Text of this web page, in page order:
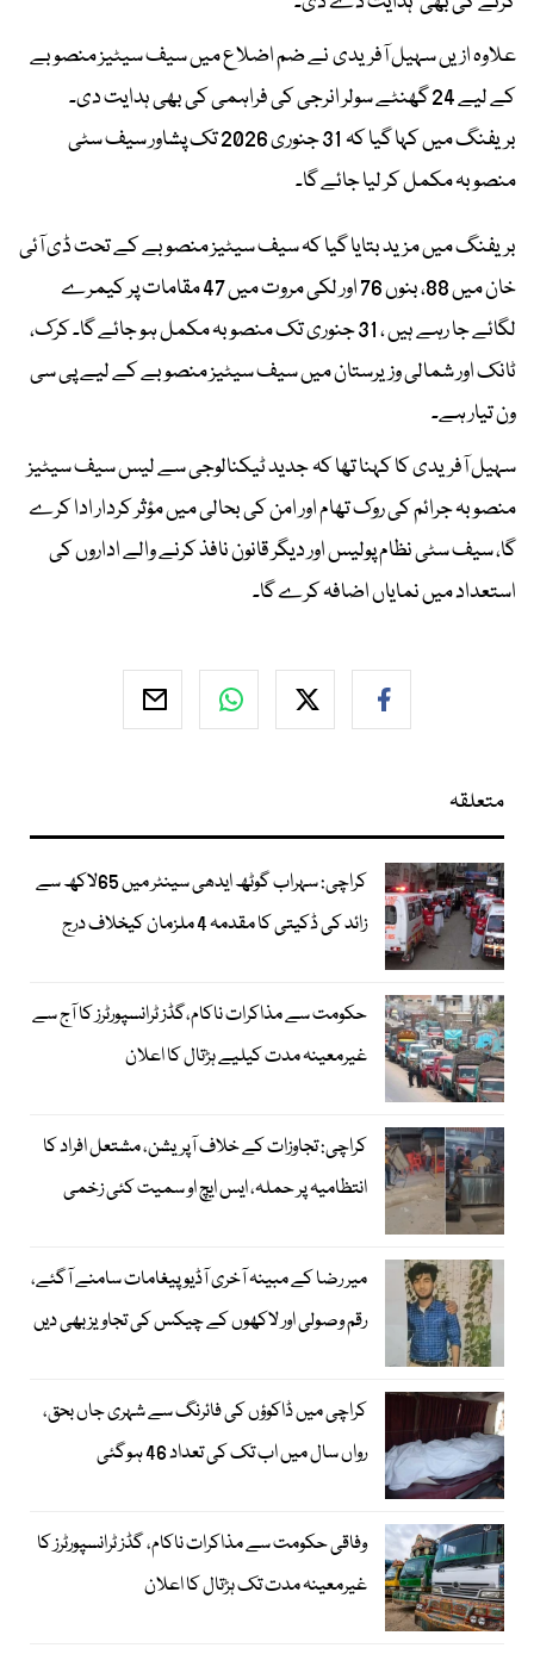
علاوہ ازیں سہیل آفریدی نے ضم اضلاع میں سیف سیٹیز منصوبے
کے لیے 24 گھنٹے سولر انرجی کی فراہمی کی بھی ہدایت دی۔
بریفنگ میں کہا گیا کہ 31 جنوری 2026 تک پشاور سیف سٹی
منصوبہ مکمل کر لیا جائے گا۔
بریفنگ میں مزید بتایا گیا کہ سیف سیٹیز منصوبے کے تحت ڈی آئی
خان میں 88، بنوں 76 اور لکی مروت میں 47 مقامات پر کیمرے
لگائے جا رہے ہیں ، 31 جنوری تک منصوبہ مکمل ہو جائے گا۔ کرک،
ٹانک اور شمالی وزیرستان میں سیف سیٹیز منصوبے کے لیے پی سی
ون تیار ہے۔
سہیل آفریدی کا کہنا تھا کہ جدید ٹیکنالوجی سے لیس سیف سیٹیز
منصوبہ جرائم کی روک تھام اور امن کی بحالی میں مؤثر کردار ادا کرے
گا، سیف سٹی نظام پولیس اور دیگر قانون نافذ کرنے والے اداروں کی
استعداد میں نمایاں اضافہ کرے گا۔
متعلقہ
کراچی: سہراب گوٹھ ایدھی سینٹر میں 65لاکھ سے
زائد کی ڈکیتی کا مقدمہ 4 ملزمان کیخلاف درج
حکومت سے مذاکرات ناکام،گڈز ٹرانسپورٹرز کا آج سے
غیرمعینہ مدت کیلیے ہڑتال کا اعلان
کراچی: تجاوزات کے خلاف آپریشن، مشتعل افراد کا
انتظامیہ پر حملہ، ایس ایچ او سمیت کئی زخمی
میر رضا کے مبینہ آخری آڈیو پیغامات سامنے آگئے،
رقم وصولی اور لاکھوں کے چیکس کی تجاویز بھی دیں
کراچی میں ڈاکوؤں کی فائرنگ سے شہری جاں بحق،
رواں سال میں اب تک کی تعداد 46 ہوگئی
وفاقی حکومت سے مذاکرات ناکام، گڈز ٹرانسپورٹرز کا
غیرمعینہ مدت تک ہڑتال کا اعلان